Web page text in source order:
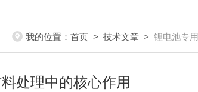
我的位置： 首页 > 技术文章 > 锂电池专
处理中的核心作用